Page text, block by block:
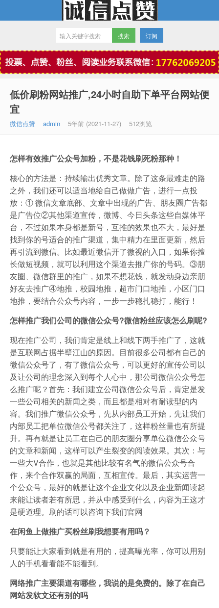
微信点赞
订阅
低价刷粉网站推广,24小时自助下单平台网站便
宜
微信点赞 admin 5年前 (2021-11-27) 512浏览
怎样有效推广公众号加粉，不是花钱刷死粉那种！
核心的方法是：持续输出优秀文章。除了这条最难走的路
之外，我们还可以适当地给自己做做广告，进行一点投
放：① 微信文章底部、文章中出现的广告、朋友圈广告都
是广告位②其他渠道宣传，微博、今日头条这些自媒体平
台，不过如果本身都是新号，互推的效果也不大，最好是
找到你的号适合的推广渠道，集中精力在里面更新，然后
再引流到微信。比如最近微信开了微视的入口，如果你擅
长做短视频，就可以利用这个渠道去推广你的号码。③朋
友圈、微信群里的推广，如果不想花钱，就发动身边亲朋
好友去推广④地推，校园地推，超市门口地推，小区门口
地推，要结合公众号内容，一步一步稳扎稳打，能行！
怎样推广我们公司的微信公众号?微信粉丝应该怎么刷呢?
现在推广公司，我们肯定是线上和线下两手推广了，这就
是互联网占据半壁江山的原因。目前很多公司都有自己的
微信公众号了，有了微信公众号，可以更好的宣传公司以
及让公司的理念深入到每个人心中，那公司微信公众号怎
么推广呢？首先：我们建立公司微信公众号后，肯定是发
一些公司相关的新闻之类，而且都是相对有耐读型的内
容。我们推广微信公众号，先从内部员工开始，先让我们
内部员工把单位微信公号都关注了，这样粉丝量也有所提
升。再有就是让员工在自己的朋友圈分享单位微信公众号
的文章和新闻，这样可以产生裂变的阅读效果。其次：与
一些大V合作，也就是其他比较有名气的微信公众号合
作，来个合作双赢的局面，互相宣传。最后，其实运营一
个公众号，最好的就是让这个企业文化以及企业新闻读起
来能让读者若有所思，并从中感受到什么，内容为王这才
是硬道理。刷的话可以咨询下我们官网
在闲鱼上做推广买粉丝刷我想要有用吗？
只要能让大家看到就是有用的，提高曝光率，你可以用别
人的手机看看能不能看到。
网络推广主要渠道有哪些，我说的是免费的。除了在自己
网站发软文还有别的吗